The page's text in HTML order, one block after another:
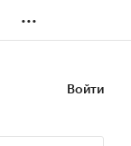
...
Войти